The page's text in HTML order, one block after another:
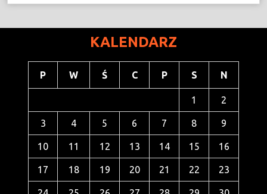
KALENDARZ
P W Ś C P S N
1 2
3 4 5 6 7 8 9
10 11 12 13 14 15 16
17 18 19 20 21 22 23